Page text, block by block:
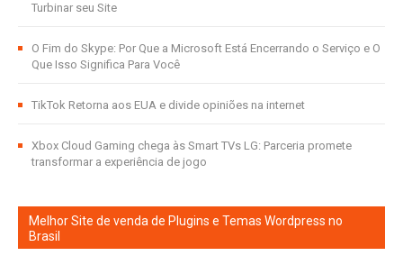
Turbinar seu Site
O Fim do Skype: Por Que a Microsoft Está Encerrando o Serviço e O
Que Isso Significa Para Você
TikTok Retorna aos EUA e divide opiniões na internet
Xbox Cloud Gaming chega às Smart TVs LG: Parceria promete
transformar a experiência de jogo
Melhor Site de venda de Plugins e Temas Wordpress no
Brasil